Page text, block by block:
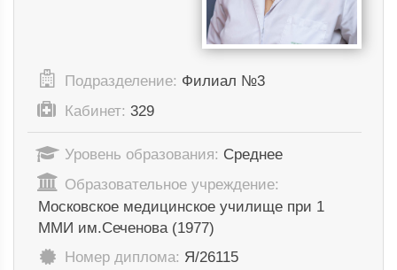
Подразделение: Филиал №3
Кабинет: 329
Уровень образования: Среднее
Образовательное учреждение:
Московское медицинское училище при 1
ММИ им.Сеченова (1977)
Номер диплома: Я/26115